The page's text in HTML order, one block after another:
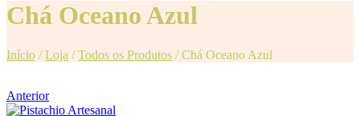
Chá Oceano Azul
Início /Loja /Todos os Produtos /Chá Oceano Azul
Anterior